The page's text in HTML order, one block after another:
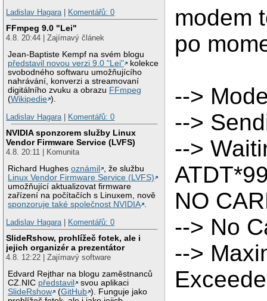
Ladislav Hagara| Komentářů: 0
FFmpeg 9.0 "Lei"
4.8. 20:44 | Zajímavý článek
Jean-Baptiste Kempf na svém blogu
představil novou verzi 9.0 "Lei"
kolekce
svobodného softwaru umožňujícího
nahrávání, konverzi a streamovaní
digitálního zvuku a obrazu FFmpeg
(Wikipedie ).
Ladislav Hagara| Komentářů: 0
NVIDIA sponzorem služby Linux
Vendor Firmware Service (LVFS)
4.8. 20:11 | Komunita
Richard Hughesoznámil
, že službu
Linux Vendor Firmware Service (LVFS)
umožňující aktualizovat firmware
zařízení na počítačích s Linuxem, nově
sponzoruje také společnost NVIDIA .
Ladislav Hagara| Komentářů: 0
SlideRshow, prohlížeč fotek, ale i
jejich organizér a prezentátor
4.8. 12:22 | Zajímavý software
Edvard Rejthar na blogu zaměstnanců
CZ.NIC představil
svou aplikaci
SlideRshow
(GitHub ). Funguje jako
modem
po
-->
-->
-->
NO
--> No
-->